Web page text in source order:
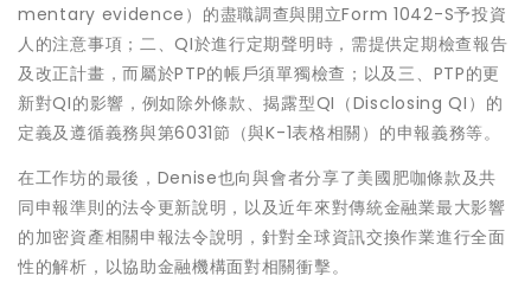
mentary evidence）的盡職調查與開立Form 1042-S予投資
人的注意事項；二、QI於進行定期聲明時，需提供定期檢查報告
及改正計畫，而屬於PTP的帳戶須單獨檢查；以及三、PTP的更
新對QI的影響，例如除外條款、揭露型QI（Disclosing QI）的
定義及遵循義務與第6031節（與K-1表格相關）的申報義務等。
在工作坊的最後，Denise也向與會者分享了美國肥咖條款及共
同申報準則的法令更新說明，以及近年來對傳統金融業最大影響
的加密資產相關申報法令說明，針對全球資訊交換作業進行全面
性的解析，以協助金融機構面對相關衝擊。